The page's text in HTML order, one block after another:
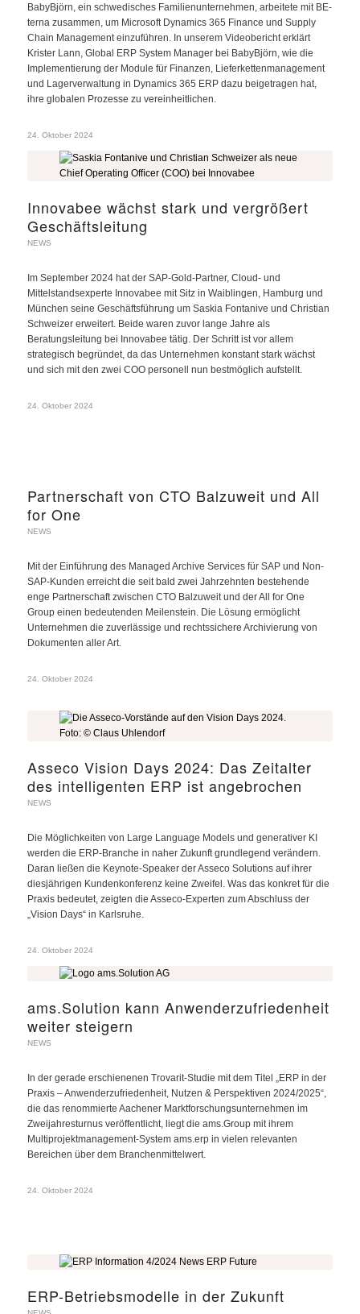
BabyBjörn, ein schwedisches Familienunternehmen, arbeitete mit BE-
terna zusammen, um Microsoft Dynamics 365 Finance und Supply
Chain Management einzuführen. In unserem Videobericht erklärt
Krister Lann, Global ERP System Manager bei BabyBjörn, wie die
Implementierung der Module für Finanzen, Lieferkettenmanagement
und Lagerverwaltung in Dynamics 365 ERP dazu beigetragen hat,
ihre globalen Prozesse zu vereinheitlichen.
24. Oktober 2024
Innovabee wächst stark und vergrößert
Geschäftsleitung
NEWS
Im September 2024 hat der SAP-Gold-Partner, Cloud- und
Mittelstandsexperte Innovabee mit Sitz in Waiblingen, Hamburg und
München seine Geschäftsführung um Saskia Fontanive und Christian
Schweizer erweitert. Beide waren zuvor lange Jahre als
Beratungsleitung bei Innovabee tätig. Der Schritt ist vor allem
strategisch begründet, da das Unternehmen konstant stark wächst
und sich mit den zwei COO personell nun bestmöglich aufstellt.
24. Oktober 2024
Partnerschaft von CTO Balzuweit und All
for One
NEWS
Mit der Einführung des Managed Archive Services für SAP und Non-
SAP-Kunden erreicht die seit bald zwei Jahrzehnten bestehende
enge Partnerschaft zwischen CTO Balzuweit und der All for One
Group einen bedeutenden Meilenstein. Die Lösung ermöglicht
Unternehmen die zuverlässige und rechtssichere Archivierung von
Dokumenten aller Art.
24. Oktober 2024
Asseco Vision Days 2024: Das Zeitalter
des intelligenten ERP ist angebrochen
NEWS
Die Möglichkeiten von Large Language Models und generativer KI
werden die ERP-Branche in naher Zukunft grundlegend verändern.
Daran ließen die Keynote-Speaker der Asseco Solutions auf ihrer
diesjährigen Kundenkonferenz keine Zweifel. Was das konkret für die
Praxis bedeutet, zeigten die Asseco-Experten zum Abschluss der
„Vision Days“ in Karlsruhe.
24. Oktober 2024
ams.Solution kann Anwenderzufriedenheit
weiter steigern
NEWS
In der gerade erschienenen Trovarit-Studie mit dem Titel „ERP in der
Praxis – Anwenderzufriedenheit, Nutzen & Perspektiven 2024/2025“,
die das renommierte Aachener Marktforschungsunternehmen im
Zweijahresturnus veröffentlicht, liegt die ams.Group mit ihrem
Multiprojektmanagement-System ams.erp in vielen relevanten
Bereichen über dem Branchenmittelwert.
24. Oktober 2024
ERP-Betriebsmodelle in der Zukunft